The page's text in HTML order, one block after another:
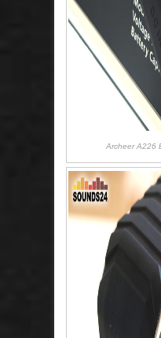
Archeer A226